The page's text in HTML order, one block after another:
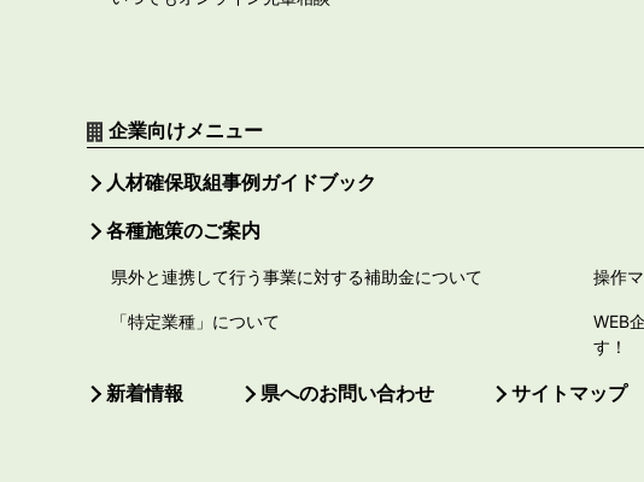
企業向けメニュー
人材確保取組事例ガイドブック
各種施策のご案内
県外と連携して行う事業に対する補助金について 操作
「特定業種」について
WEB
す！
新着情報 県へのお問い合わせ サイトマップ